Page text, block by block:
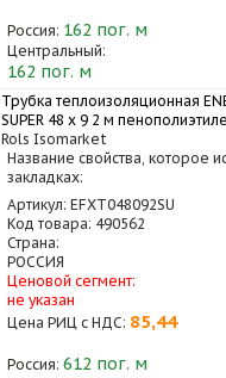
Россия: 162 пог. м
Центральный:
162 пог. м
Трубка теплоизоляционная
SUPER 48 x 9 2 м
Rols Isomarket
Название свойства, которое
закладках:
Артикул: EFXT048092SU
Код товара: 490562
Страна:
РОССИЯ
Ценовой сегмент:
не указан
Цена РИЦ с НДС: 85,44
Россия: 612 пог. м